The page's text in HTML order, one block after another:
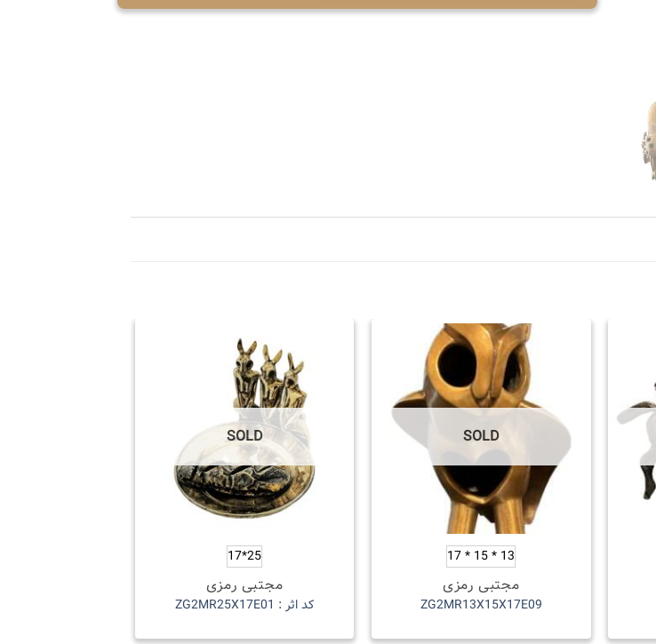
SOLD
13 * 15 * 17
مجتبی رمزی
ZG2MR13X15X17E09
SOLD
25*17
مجتبی رمزی
کد اثر : ZG2MR25X17E01